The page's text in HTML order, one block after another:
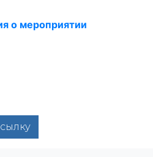
о мероприятии